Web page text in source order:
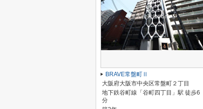
BRAVE常盤町Ⅱ
大阪府大阪市中央区常盤町２丁目
地下鉄谷町線「谷町四丁目」駅 徒歩6
分